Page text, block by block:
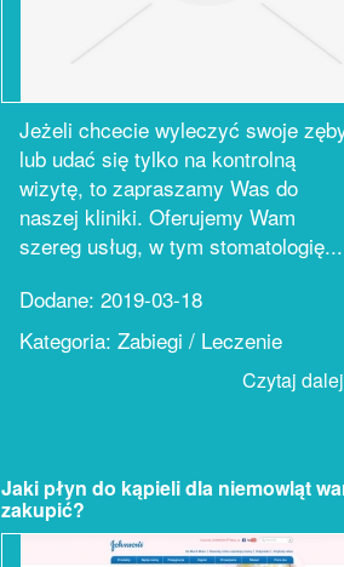
Jeżeli chcecie wyleczyć swoje
lub udać się tylko na kontrolną
wizytę, to zapraszamy Was do
naszej kliniki. Oferujemy Wam
szereg usług, w tym stomatologię...
Dodane: 2019-03-18
Kategoria: Zabiegi / Leczenie
Czytaj
Jaki płyn do kąpieli dla niemowląt
zakupić?